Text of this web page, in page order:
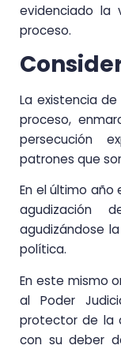
evidenciado la
proceso.
La existencia
proceso,
persecución
patrones que
En el último año
agudización
agudizándose
política.
En este mismo
al Poder
protector de la
con su deber